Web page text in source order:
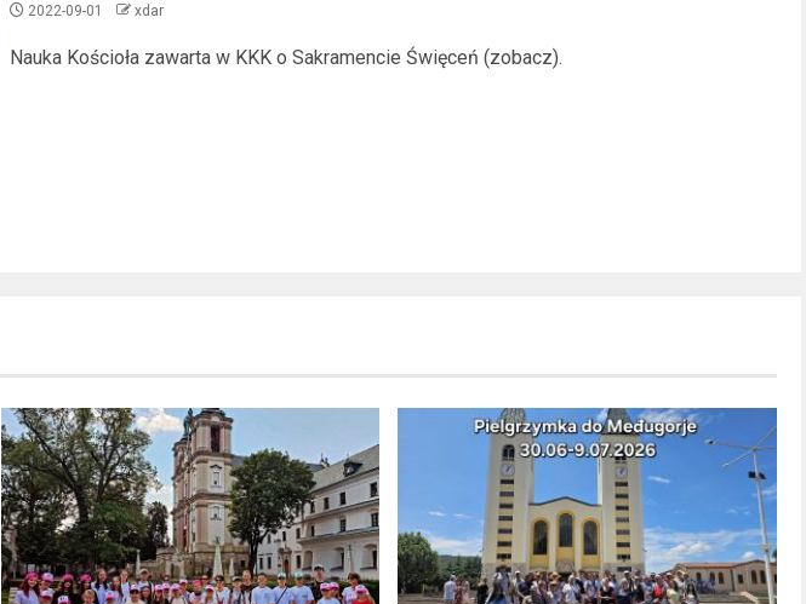
2022-09-01 xdar
Nauka Kościoła zawarta w KKK o Sakramencie Święceń (zobacz).